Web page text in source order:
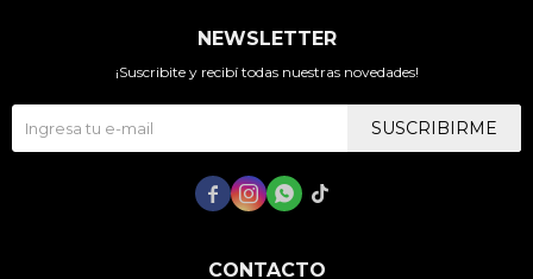
CONTACTO
NEWSLETTER
¡Suscribite y recibí todas nuestras novedades!
SUSCRIBIRME
   